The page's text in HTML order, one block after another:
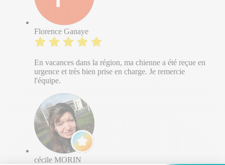
Florence Ganaye
En vacances dans la région, ma chienne a été reçue en
urgence et très bien prise en charge. Je remercie
l'équipe.
cécile MORIN